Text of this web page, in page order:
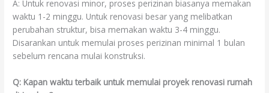
A: Untuk renovasi minor, proses perizinan biasanya memakan
waktu 1-2 minggu. Untuk renovasi besar yang melibatkan
perubahan struktur, bisa memakan waktu 3-4 minggu.
Disarankan untuk memulai proses perizinan minimal 1 bulan
sebelum rencana mulai konstruksi.
Q: Kapan waktu terbaik untuk memulai proyek renovasi rumah